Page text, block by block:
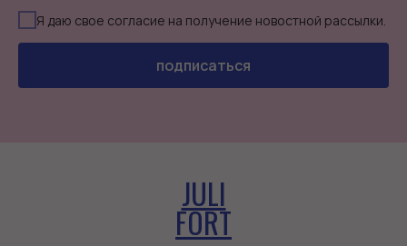
Я даю свое согласие на получение новостной рассылки.
подписаться
JULI
FORT